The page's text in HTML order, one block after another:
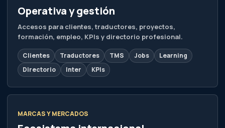
Operativa y gestión
Accesos para clientes, traductores, proyectos,
formación, empleo, KPIs y directorio profesional.
Clientes Traductores TMS Jobs
Learning
Directorio
Inter KPIs
MARCAS Y MERCADOS